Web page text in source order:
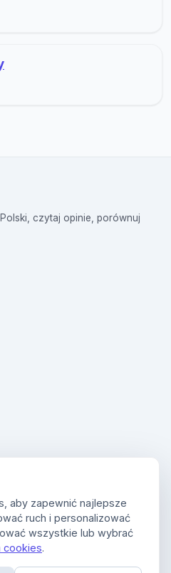
czytaj opinie, porównuj
aby zapewnić najlepsze
ruch i personalizować
wszystkie lub wybrać
cookies.